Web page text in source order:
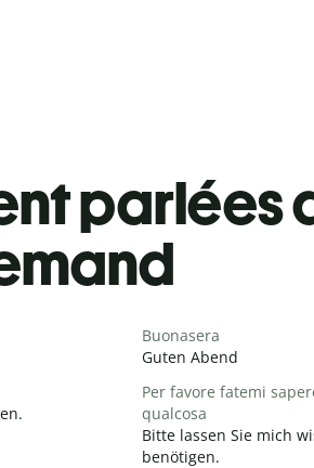
parlées
Buonasera
Guten Abend
Per favore fatemi
qualcosa
Bitte lassen Sie mich
benötigen.